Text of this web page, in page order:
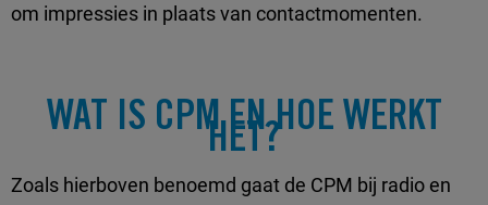
om impressies in plaats van contactmomenten.
WAT IS CPM EN HOE WERKT
HET?
Zoals hierboven benoemd gaat de CPM bij radio en